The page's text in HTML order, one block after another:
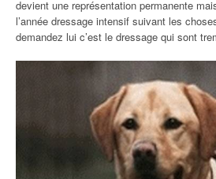
devient une représentation permanente
l’année dressage intensif suivant les
demandez lui c’est le dressage qui sont